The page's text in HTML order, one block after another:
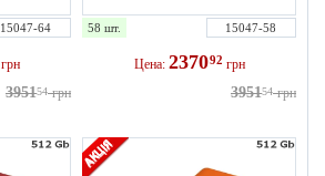
15047-64
грн
395154 грн
58 шт. 15047-58
Цена: 237092 грн
395154 грн